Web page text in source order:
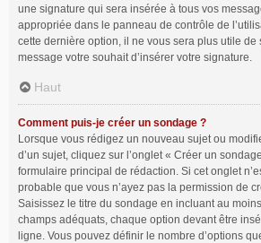
une signature qui sera insérée à tous vos
appropriée dans le panneau de contrôle de
cette dernière option, il ne vous sera plus utile de
message votre souhait d’insérer votre signature.
Haut
Comment puis-je créer un sondage ?
Lorsque vous rédigez un nouveau sujet ou
d’un sujet, cliquez sur l’onglet « Créer un
formulaire principal de rédaction. Si cet onglet
probable que vous n’ayez pas la permission de
Saisissez le titre du sondage en incluant au
champs adéquats, chaque option devant être
ligne. Vous pouvez définir le nombre d’options